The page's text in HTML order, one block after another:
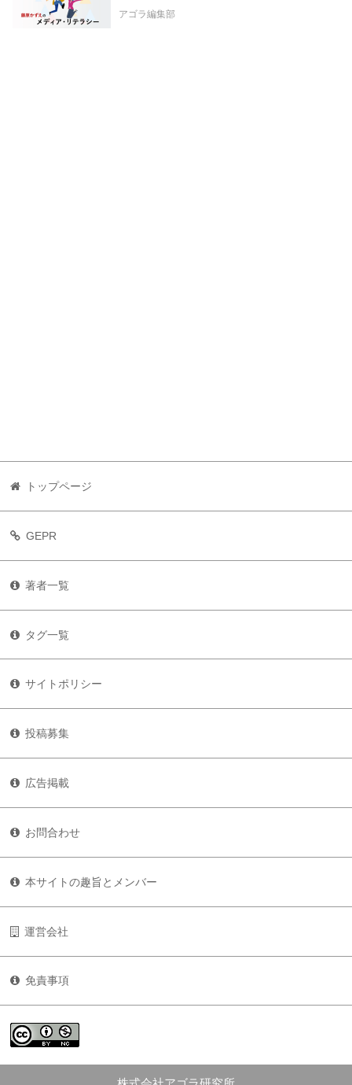
アゴラ編集部
トップページ
GEPR
著者一覧
タグ一覧
サイトポリシー
投稿募集
広告掲載
お問合わせ
本サイトの趣旨とメンバー
運営会社
免責事項